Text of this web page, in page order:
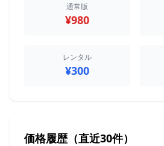
通常版
¥980
レンタル
¥300
価格履歴（直近30件）